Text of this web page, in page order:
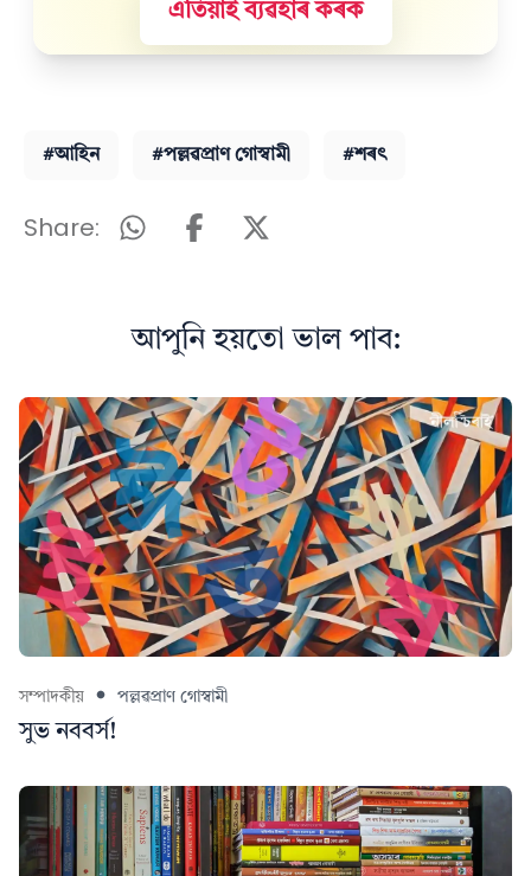
এতিয়াই ব্যৱহাৰ কৰক
#আহিন #পল্লৱপ্ৰাণ গোস্বামী #শৰৎ
Share:
আপুনি হয়তো ভাল পাব:
সম্পাদকীয় পল্লৱপ্ৰাণ গোস্বামী
সুভ নববৰ্স!